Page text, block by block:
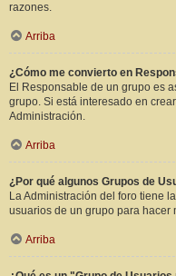
razones.
Arriba
¿Cómo me convierto en
El Responsable de un grupo es
grupo. Si está interesado en
Administración.
Arriba
¿Por qué algunos Grupos de
La Administración del foro tiene
usuarios de un grupo para hacer
Arriba